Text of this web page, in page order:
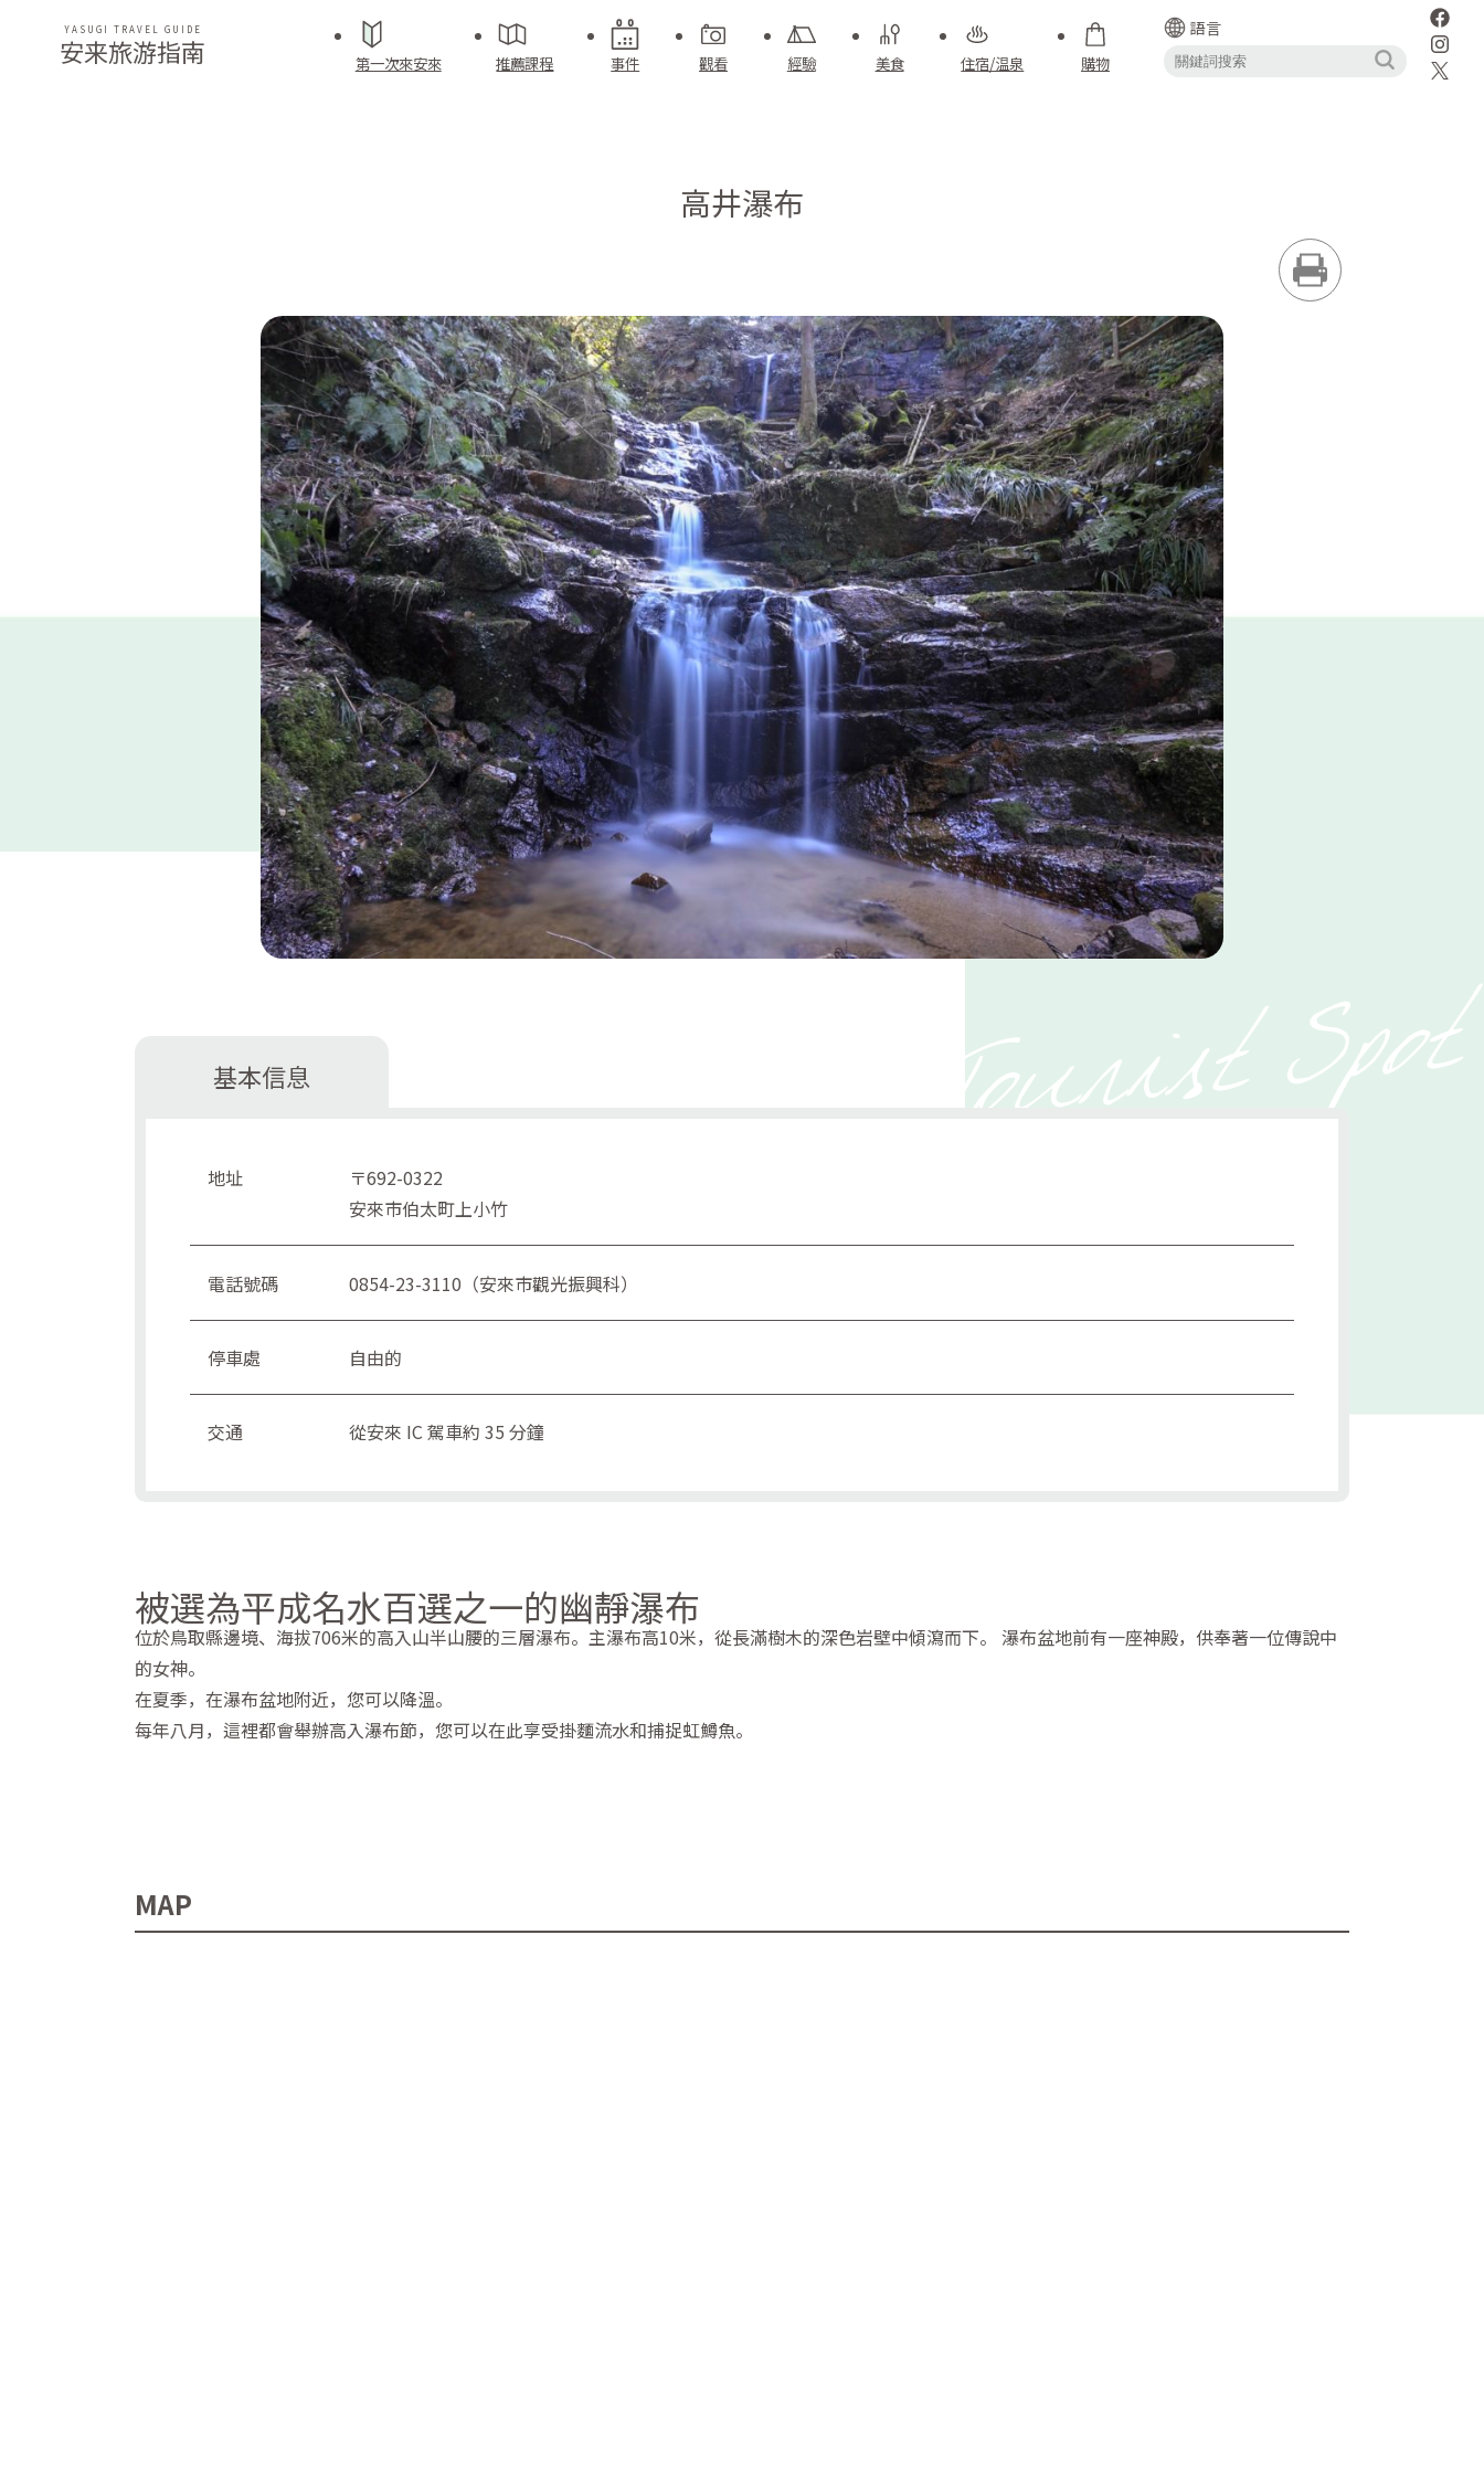
安来旅游指南
YASUGI TRAVEL GUIDE
第一次來安來 推薦課程 事件 觀看 經驗 美食 住宿/温泉 購物
語言
高井瀑布
基本信息
地址
〒692-0322
安來市伯太町上小竹
電話號碼 0854-23-3110（安來市觀光振興科）
停車處 自由的
交通 從安來 IC 駕車約 35 分鐘
被選為平成名水百選之一的幽靜瀑布
位於鳥取縣邊境、海拔706米的高入山半山腰的三層瀑布。主瀑布高10米，從長滿樹木的深色岩壁中傾瀉而下。 瀑布盆地前有一座神殿，供奉著一位傳說中
的女神。
在夏季，在瀑布盆地附近，您可以降溫。
每年八月，這裡都會舉辦高入瀑布節，您可以在此享受掛麵流水和捕捉虹鱒魚。
MAP